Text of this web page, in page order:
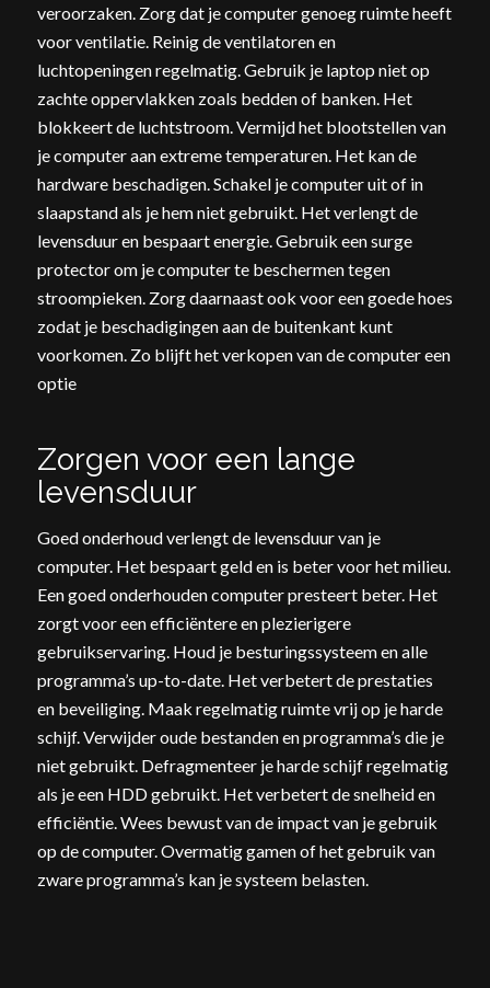
veroorzaken. Zorg dat je computer genoeg ruimte heeft
voor ventilatie. Reinig de ventilatoren en
luchtopeningen regelmatig. Gebruik je laptop niet op
zachte oppervlakken zoals bedden of banken. Het
blokkeert de luchtstroom. Vermijd het blootstellen van
je computer aan extreme temperaturen. Het kan de
hardware beschadigen. Schakel je computer uit of in
slaapstand als je hem niet gebruikt. Het verlengt de
levensduur en bespaart energie. Gebruik een surge
protector om je computer te beschermen tegen
stroompieken. Zorg daarnaast ook voor een goede hoes
zodat je beschadigingen aan de buitenkant kunt
voorkomen. Zo blijft het verkopen van de computer een
optie
Zorgen voor een lange
levensduur
Goed onderhoud verlengt de levensduur van je
computer. Het bespaart geld en is beter voor het milieu.
Een goed onderhouden computer presteert beter. Het
zorgt voor een efficiëntere en plezierigere
gebruikservaring. Houd je besturingssysteem en alle
programma’s up-to-date. Het verbetert de prestaties
en beveiliging. Maak regelmatig ruimte vrij op je harde
schijf. Verwijder oude bestanden en programma’s die je
niet gebruikt. Defragmenteer je harde schijf regelmatig
als je een HDD gebruikt. Het verbetert de snelheid en
efficiëntie. Wees bewust van de impact van je gebruik
op de computer. Overmatig gamen of het gebruik van
zware programma’s kan je systeem belasten.